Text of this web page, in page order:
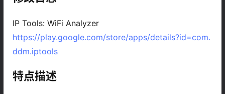
IP Tools: WiFi Analyzer
https://play.google.com/store/apps/details?id=com.
ddm.iptools
特点描述